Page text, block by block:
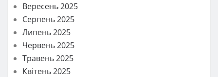
Вересень 2025
Серпень 2025
Липень 2025
Червень 2025
Травень 2025
Квітень 2025